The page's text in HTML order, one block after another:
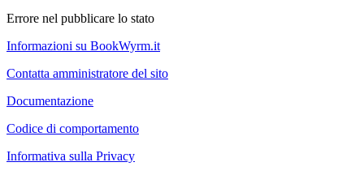
Errore nel pubblicare lo stato
Informazioni su BookWyrm.it
Contatta amministratore del sito
Documentazione
Codice di comportamento
Informativa sulla Privacy